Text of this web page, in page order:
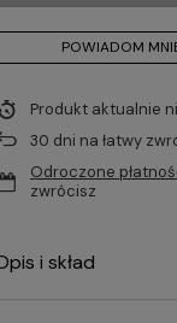
POWIADOM
Produkt aktualnie
30 dni na łatwy
Odroczone
zwrócisz
i skład